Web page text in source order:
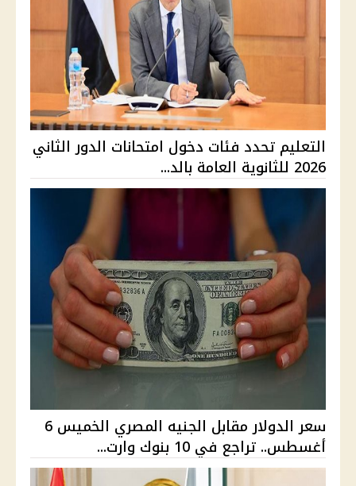
التعليم تحدد فئات دخول امتحانات الدور الثاني
2026 للثانوية العامة بالد...
سعر الدولار مقابل الجنيه المصري الخميس 6
أغسطس.. تراجع في 10 بنوك وارت...